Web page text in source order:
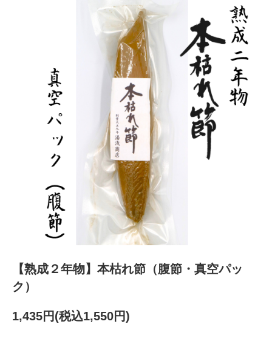
【熟成２年物】本枯れ節（腹節・真空パッ
ク）
1,435円(税込1,550円)